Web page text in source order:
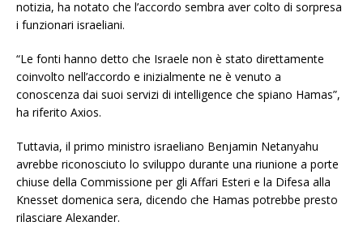
notizia, ha notato che l’accordo sembra aver colto di sorpresa
i funzionari israeliani.
“Le fonti hanno detto che Israele non è stato direttamente
coinvolto nell’accordo e inizialmente ne è venuto a
conoscenza dai suoi servizi di intelligence che spiano Hamas”,
ha riferito Axios.
Tuttavia, il primo ministro israeliano Benjamin Netanyahu
avrebbe riconosciuto lo sviluppo durante una riunione a porte
chiuse della Commissione per gli Affari Esteri e la Difesa alla
Knesset domenica sera, dicendo che Hamas potrebbe presto
rilasciare Alexander.